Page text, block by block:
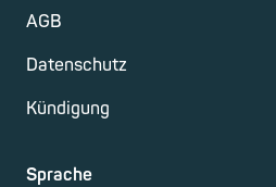
AGB
Datenschutz
Kündigung
Sprache